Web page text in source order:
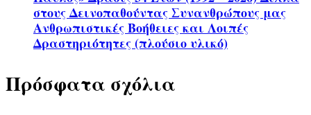
στους Δεινοπαθούντας Συνανθρώπους μας
Ανθρωπιστικές Βοήθειες και Λοιπές
Δραστηριότητες (πλούσιο υλικό)
Πρόσφατα σχόλια